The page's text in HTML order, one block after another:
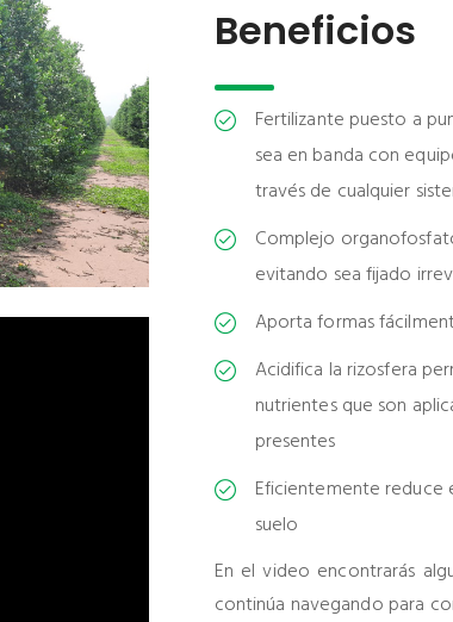
Beneficios
Fertilizante puesto a
sea en banda con
través de cualquier
Complejo
evitando sea fijado
Aporta formas
Acidifica la rizosfera
nutrientes que son
presentes
Eficientemente reduce
suelo
En el video encontrarás
continúa navegando para